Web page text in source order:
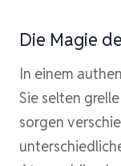
Die Magie
In einem
Sie selten
sorgen